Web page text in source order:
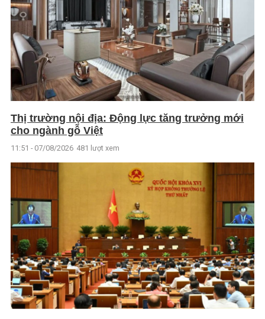
Thị trường nội địa: Động lực tăng trưởng mới
cho ngành gỗ Việt
11:51 - 07/08/2026 481 lượt xem